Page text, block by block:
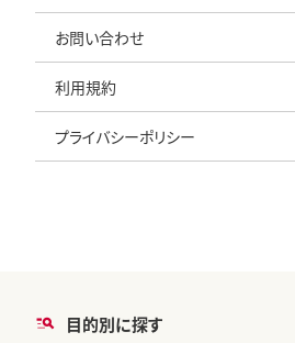
お問い合わせ
利用規約
プライバシーポリシー
目的別に探す